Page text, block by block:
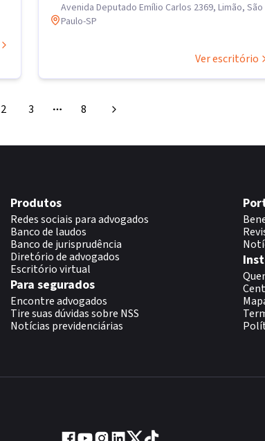
Avenida Deputado Emílio Carlos 2369, Limão, São
Paulo-SP
Ver escritório
2 3 More pages
8
Produtos
Redes sociais para advogados
Banco de laudos
Banco de jurisprudência
Diretório de advogados
Escritório virtual
Para segurados
Encontre advogados
Tire suas dúvidas sobre NSS
Notícias previdenciárias